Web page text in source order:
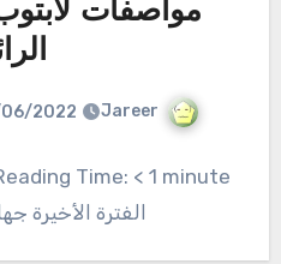
Jareer
2022
الفترة الأخيرة